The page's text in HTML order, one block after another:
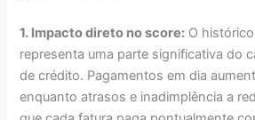
1. Impacto direto no score: O
representa uma parte significativa do
de crédito. Pagamentos em dia
enquanto atrasos e inadimplência a